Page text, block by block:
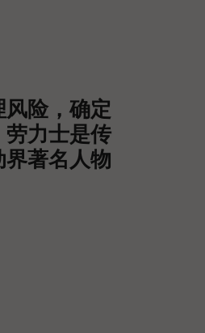
险，确定
力士是传
著名人物